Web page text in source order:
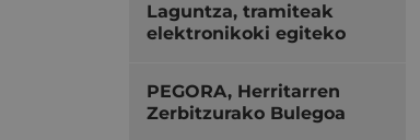
Laguntza, tramiteak
elektronikoki egiteko
PEGORA, Herritarren
Zerbitzurako Bulegoa